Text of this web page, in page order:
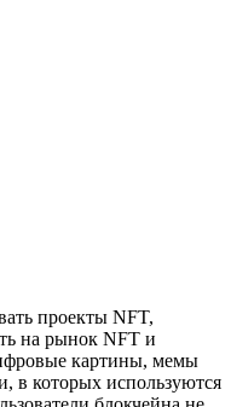
проекты NFT,
на рынок NFT и
картины, мемы
в которых используются